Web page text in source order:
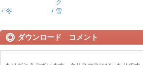
ク
冬
雪
ダウンロード コメント